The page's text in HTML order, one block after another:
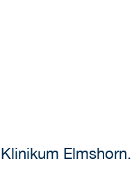
Elmshorn.